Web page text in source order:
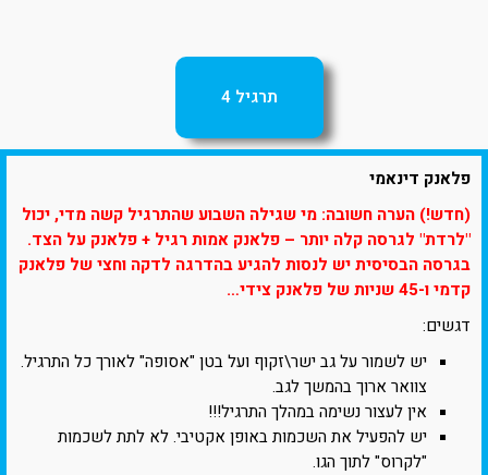
תרגיל 4
פלאנק דינאמי
(חדש!) הערה חשובה: מי שגילה השבוע שהתרגיל קשה מדי, יכול
"לרדת" לגרסה קלה יותר – פלאנק אמות רגיל + פלאנק על הצד.
בגרסה הבסיסית יש לנסות להגיע בהדרגה לדקה וחצי של פלאנק
קדמי ו-45 שניות של פלאנק צידי…
דגשים:
יש לשמור על גב ישר\זקוף ועל בטן "אסופה" לאורך כל התרגיל.
צוואר ארוך בהמשך לגב.
אין לעצור נשימה במהלך התרגיל!!!
יש להפעיל את השכמות באופן אקטיבי. לא לתת לשכמות
"לקרוס" לתוך הגו.